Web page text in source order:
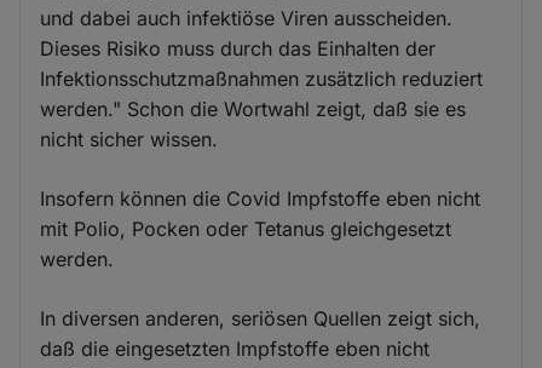
und dabei auch infektiöse Viren ausscheiden.
Dieses Risiko muss durch das Einhalten der
Infektionsschutzmaßnahmen zusätzlich reduziert
werden." Schon die Wortwahl zeigt, daß sie es
nicht sicher wissen.
Insofern können die Covid Impfstoffe eben nicht
mit Polio, Pocken oder Tetanus gleichgesetzt
werden.
In diversen anderen, seriösen Quellen zeigt sich,
daß die eingesetzten Impfstoffe eben nicht